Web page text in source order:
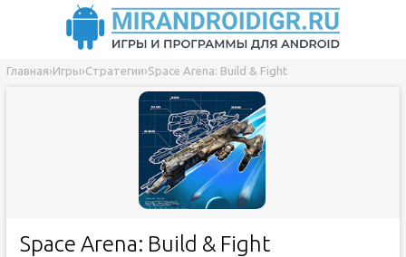
Главная›Игры›Стратегии›Space Arena: Build & Fight
Space Arena: Build & Fight